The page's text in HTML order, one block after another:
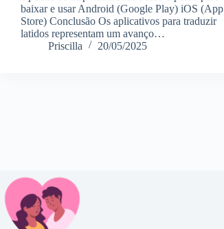
baixar e usar Android (Google Play) iOS (App
Store) Conclusão Os aplicativos para traduzir
latidos representam um avanço…
Priscilla
20/05/2025